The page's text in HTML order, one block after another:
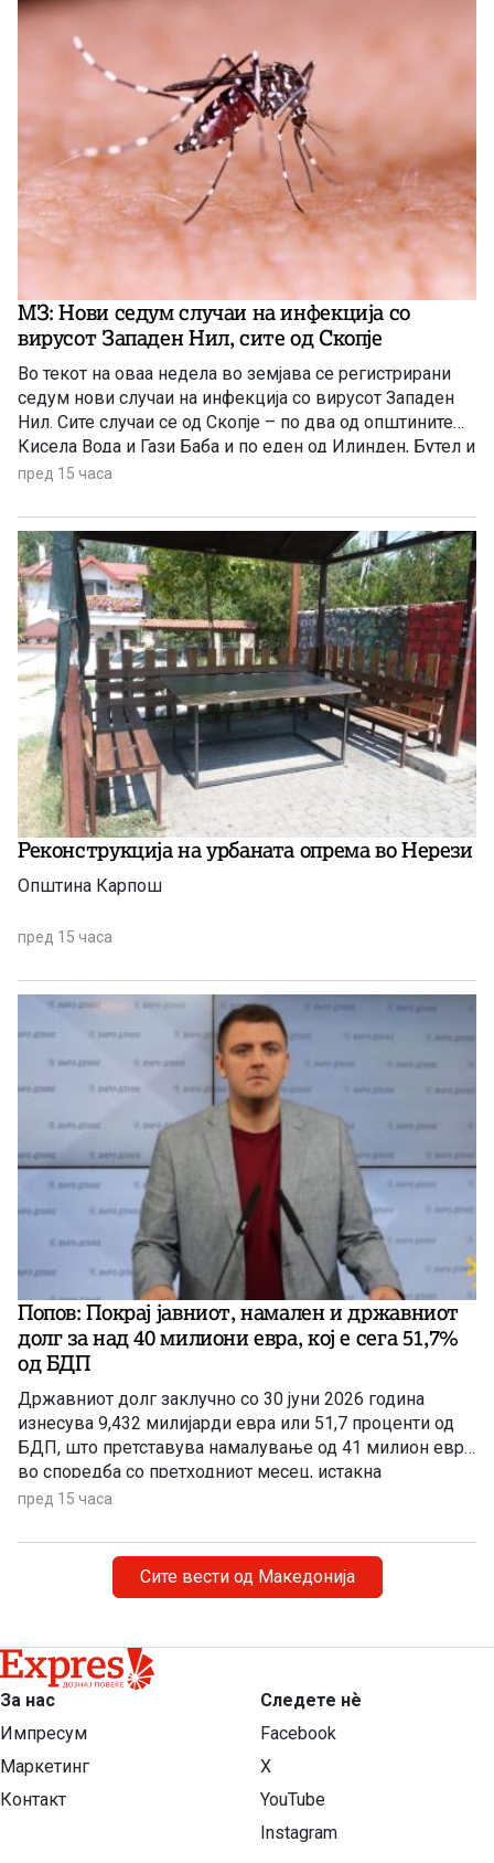
МЗ: Нови седум случаи на инфекција со
вирусот Западен Нил, сите од Скопје
Во текот на оваа недела во земјава се регистрирани
седум нови случаи на инфекција со вирусот Западен
Нил. Сите случаи се од Скопје – по два од општините
Кисела Вода и Гази Баба и по еден од Илинден, Бутел и
Аеродром. Новозаболените лица се на возраст од 60
попладнево од Министерството за здравство.
пред 15 часа
Реконструкција на урбаната опрема во Нерези
Општина Карпош
пред 15 часа
Попов: Покрај јавниот, намален и државниот
долг за над 40 милиони евра, кој e сега 51,7%
од БДП
Државниот долг заклучно со 30 јуни 2026 година
изнесува 9,432 милијарди евра или 51,7 проценти од
БДП, што претставува намалување од 41 милион евра
во споредба со претходниот месец, истакна
пратеникот на ВМРО-ДПМНЕ Сергеј Попов на
пред 15 часа
Сите вести од Македонија
За нас
Импресум
Маркетинг
Контакт
Следете нѐ
Facebook
X
YouTube
Instagram